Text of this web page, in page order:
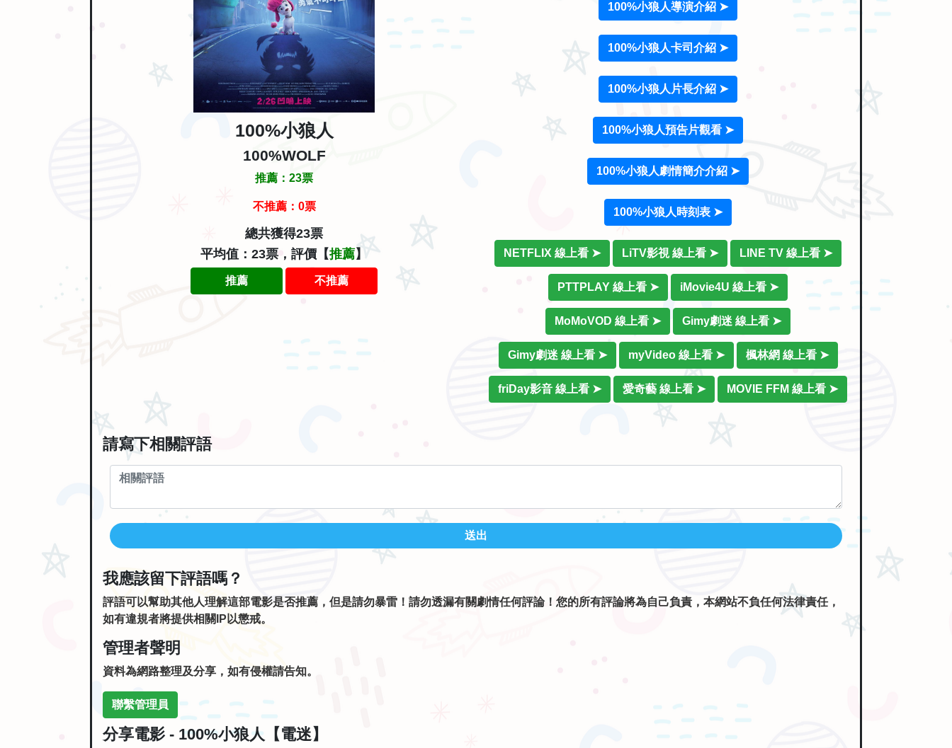
100%小狼人
100%WOLF
推薦： 23票
不推薦： 0票
總共獲得23票
平均值：23票，評價【推薦】
推薦 不推薦
100%小狼人導演介紹 ➤
100%小狼人卡司介紹 ➤
100%小狼人片長介紹 ➤
100%小狼人預告片觀看 ➤
100%小狼人劇情簡介介紹 ➤
100%小狼人時刻表 ➤
NETFLIX 線上看 ➤ LiTV影視 線上看 ➤ LINE TV 線上看 ➤
PTTPLAY 線上看 ➤ iMovie4U 線上看 ➤
MoMoVOD 線上看 ➤ Gimy劇迷 線上看 ➤
Gimy劇迷 線上看 ➤ myVideo 線上看 ➤ 楓林網 線上看 ➤
friDay影音 線上看 ➤ 愛奇藝 線上看 ➤ MOVIE FFM 線上看 ➤
請寫下相關評語
送出
我應該留下評語嗎？
評語可以幫助其他人理解這部電影是否推薦，但是請勿暴雷！請勿透漏有關劇情任何評論！您的所有評論將為自己負責，本網站不負任何法律責任，
如有違規者將提供相關IP以懲戒。
管理者聲明
資料為網路整理及分享，如有侵權請告知。
聯繫管理員
分享電影 - 100%小狼人【電迷】